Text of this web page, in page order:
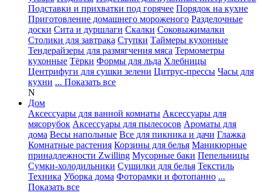
Подставки и прихватки под горячее Порядок на кухне
Приготовление домашнего мороженого Разделочные
доски Сита и дуршлаги Скалки Соковыжималки
Столики для завтрака Ступки Таймеры кухонные
Тендерайзеры для размягчения мяса Термометры
кухонные Тёрки Формы для льда Хлебницы
Центрифуги для сушки зелени Цитрус-прессы Часы для
кухни ... Показать все
N
Дом
Аксессуары для ванной комнаты Аксессуары для
мясорубок Аксессуары для пылесосов Ароматы для
дома Весы напольные Все для пикника и дачи Глажка
Комнатные растения Корзины для белья Маникюрные
принадлежности Zwilling Мусорные баки Пепельницы
Сумки-холодильники Сушилки для белья Текстиль
Техника Уборка дома Фоторамки и фотопанно ...
Показать все